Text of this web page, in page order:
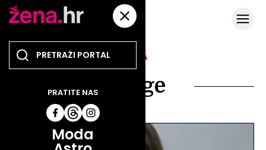
Moda
PRATITE NAS
TEMA
knjige